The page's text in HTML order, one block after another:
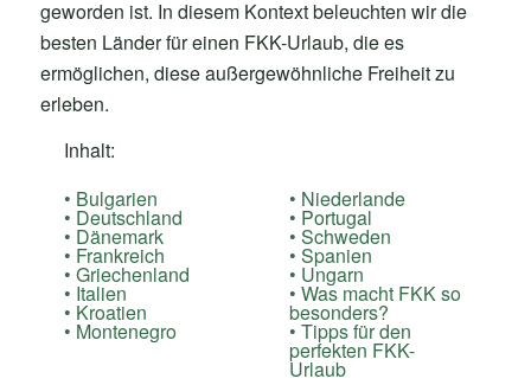
geworden ist. In diesem Kontext beleuchten wir die
besten Länder für einen FKK-Urlaub, die es
ermöglichen, diese außergewöhnliche Freiheit zu
erleben.
Inhalt:
Bulgarien
Deutschland
Dänemark
Frankreich
Griechenland
Italien
Kroatien
Montenegro
Niederlande
Portugal
Schweden
Spanien
Ungarn
Was macht FKK so
besonders?
Tipps für den
perfekten FKK-
Urlaub